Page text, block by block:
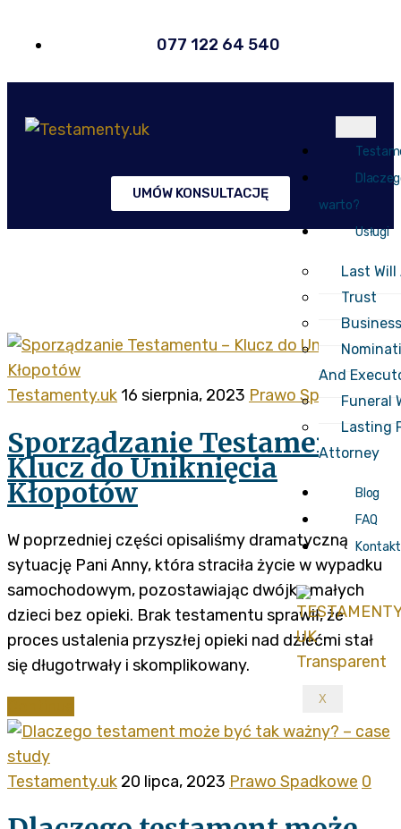
077 122 64 540
warto?
Usługi
Last
Trust
And
Funeral
Lasting
Attorney
Blog
FAQ
Kontakt
X
UMÓW KONSULTACJĘ
Testamenty.uk 16 sierpnia, 2023 Prawo Spadkowe0
Sporządzanie Testamentu –
Klucz do Uniknięcia
Kłopotów
W poprzedniej części opisaliśmy dramatyczną
sytuację Pani Anny, która straciła życie w wypadku
samochodowym, pozostawiając dwójkę małych
dzieci bez opieki. Brak testamentu sprawił, że
proces ustalenia przyszłej opieki nad dziećmi stał
się długotrwały i skomplikowany.
Testamenty.uk 20 lipca, 2023 Prawo Spadkowe 0